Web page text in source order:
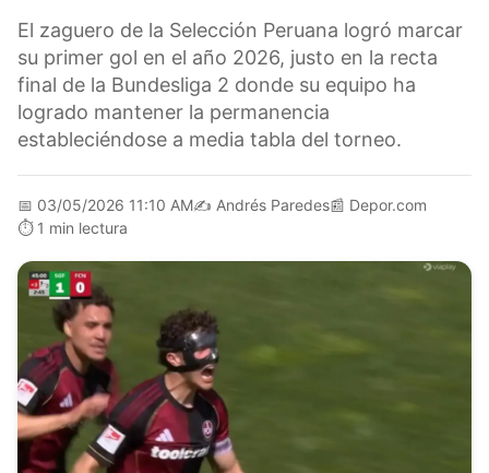
El zaguero de la Selección Peruana logró marcar
su primer gol en el año 2026, justo en la recta
final de la Bundesliga 2 donde su equipo ha
logrado mantener la permanencia
estableciéndose a media tabla del torneo.
📅 03/05/2026 11:10 AM✍️ Andrés Paredes📰 Depor.com
⏱️ 1 min lectura